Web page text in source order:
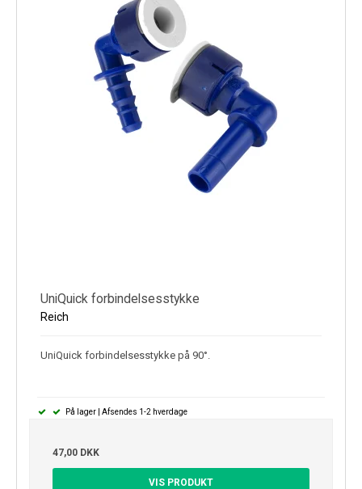
UniQuick forbindelsesstykke
Reich
UniQuick forbindelsesstykke på 90°.
På lager | Afsendes 1-2 hverdage
47,00 DKK
VIS PRODUKT